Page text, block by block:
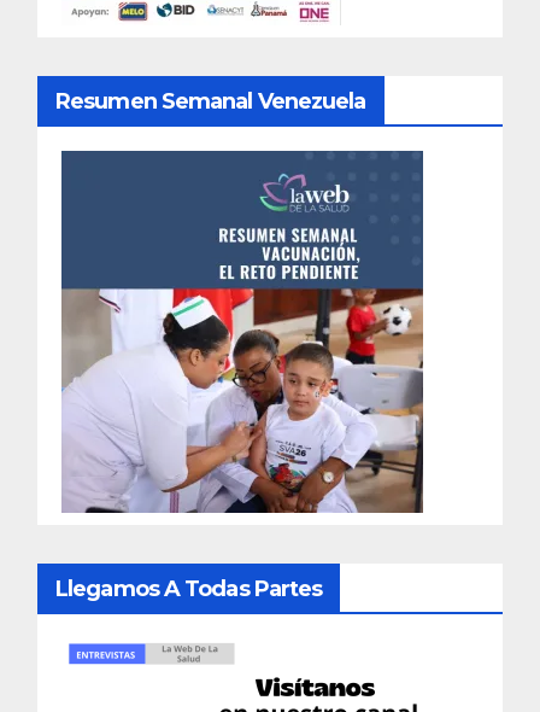
Resumen Semanal Venezuela
Llegamos A Todas Partes